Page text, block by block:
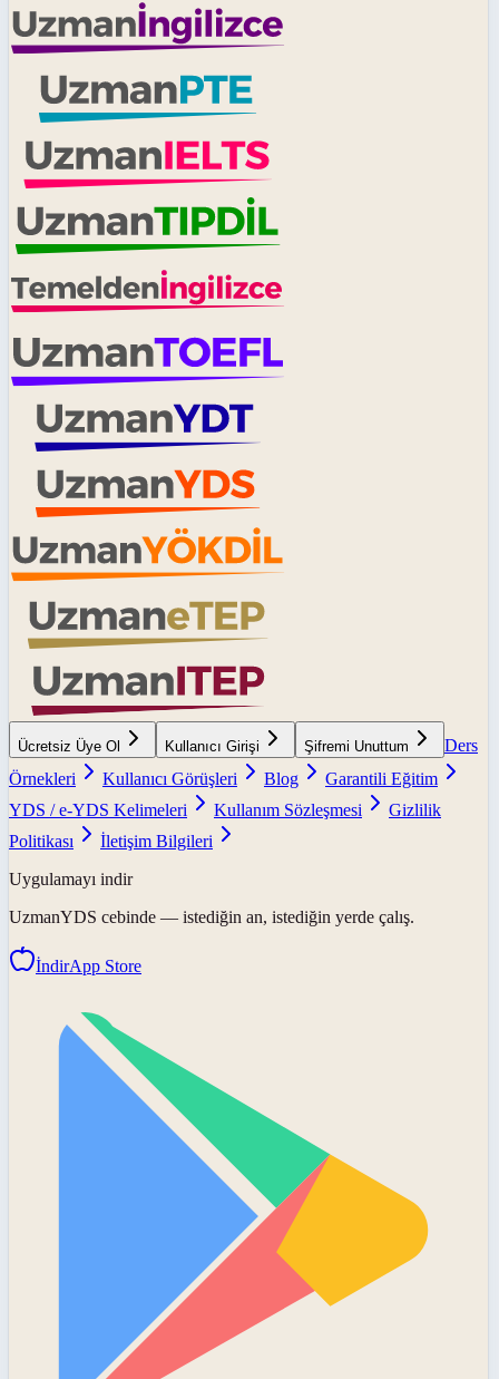
Ücretsiz Üye Ol Kullanıcı Girişi Şifremi Unuttum
Ders
Örnekleri
Kullanıcı Görüşleri Blog
Garantili Eğitim
YDS / e-YDS Kelimeleri
Kullanım Sözleşmesi
Gizlilik
Politikası
İletişim Bilgileri
Uygulamayı indir
UzmanYDS cebinde — istediğin an, istediğin yerde çalış.
İndirApp Store